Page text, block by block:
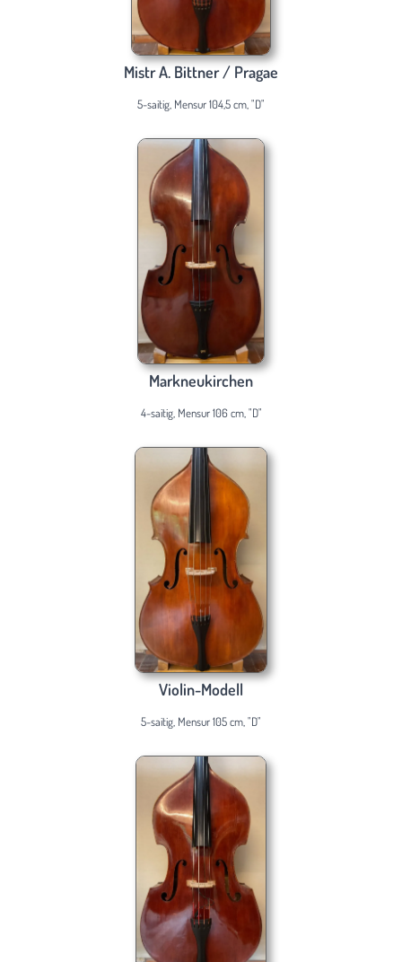
Mistr A. Bittner / Pragae
5-saitig, Mensur 104,5 cm, "D"
Markneukirchen
4-saitig, Mensur 106 cm, "D"
Violin-Modell
5-saitig, Mensur 105 cm, "D"